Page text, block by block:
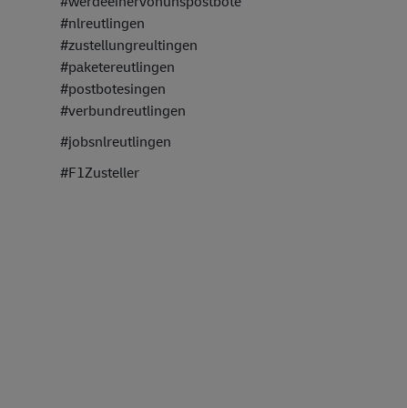
#nlreutlingen
#zustellungreultingen
#paketereutlingen
#postbotesingen
#verbundreutlingen
#jobsnlreutlingen
#F1Zusteller